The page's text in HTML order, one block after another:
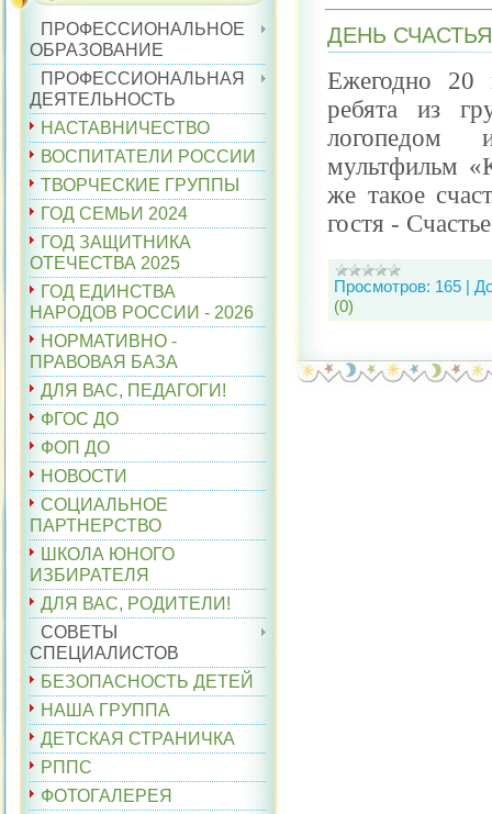
ПРОФЕССИОНАЛЬНОЕ
ОБРАЗОВАНИЕ
ПРОФЕССИОНАЛЬНАЯ
ДЕЯТЕЛЬНОСТЬ
НАСТАВНИЧЕСТВО
ВОСПИТАТЕЛИ РОССИИ
ТВОРЧЕСКИЕ ГРУППЫ
ГОД СЕМЬИ 2024
ГОД ЗАЩИТНИКА
ОТЕЧЕСТВА 2025
ГОД ЕДИНСТВА
НАРОДОВ РОССИИ - 2026
НОРМАТИВНО -
ПРАВОВАЯ БАЗА
ДЛЯ ВАС, ПЕДАГОГИ!
ФГОС ДО
ФОП ДО
НОВОСТИ
СОЦИАЛЬНОЕ
ПАРТНЕРСТВО
ШКОЛА ЮНОГО
ИЗБИРАТЕЛЯ
ДЛЯ ВАС, РОДИТЕЛИ!
СОВЕТЫ
СПЕЦИАЛИСТОВ
БЕЗОПАСНОСТЬ ДЕТЕЙ
НАША ГРУППА
ДЕТСКАЯ СТРАНИЧКА
РППС
ФОТОГАЛЕРЕЯ
ДЕНЬ СЧАСТЬЯ
Ежегодно 20
ребята из
логопедом
мультфильм
же такое
гостя -
Просмотров: 165 |
(0)